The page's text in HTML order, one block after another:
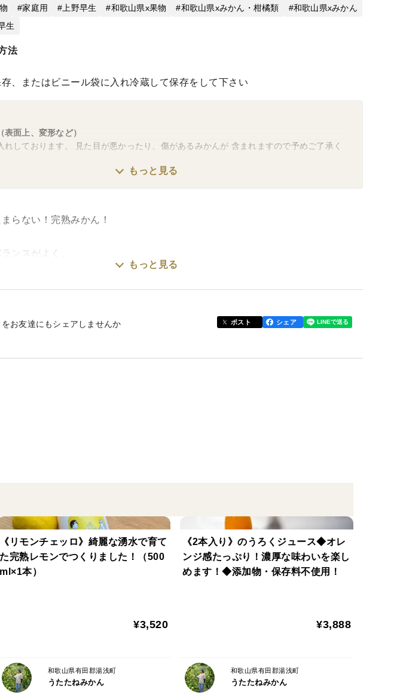
家庭用 上野早生 和歌山県x果物 和歌山県xみかん・柑橘類
和歌山県xみかん
生
法
、またはビニール袋に入れ冷蔵して保存をして下さい
表面上、変形など）
れしております。 見た目が悪かったり、傷があるみかんが 含まれますので予めご了承く
もっと見る
らない！完熟みかん！
ンスがよく、
しております。
り、傷があるみかんが
もっと見る
お友達にもシェアしませんか ポスト シェア
《リモンチェッロ》綺麗な湧水で育て
た完熟レモンでつくりました！（500
ml×1本）
¥3,520
和歌山県有田郡湯浅町
うたたねみかん
《2本入り》のうろくジュース◆オレ
ンジ感たっぷり！濃厚な味わいを楽し
めます！◆添加物・保存料不使用！
¥3,888
和歌山県有田郡湯浅町
うたたねみかん